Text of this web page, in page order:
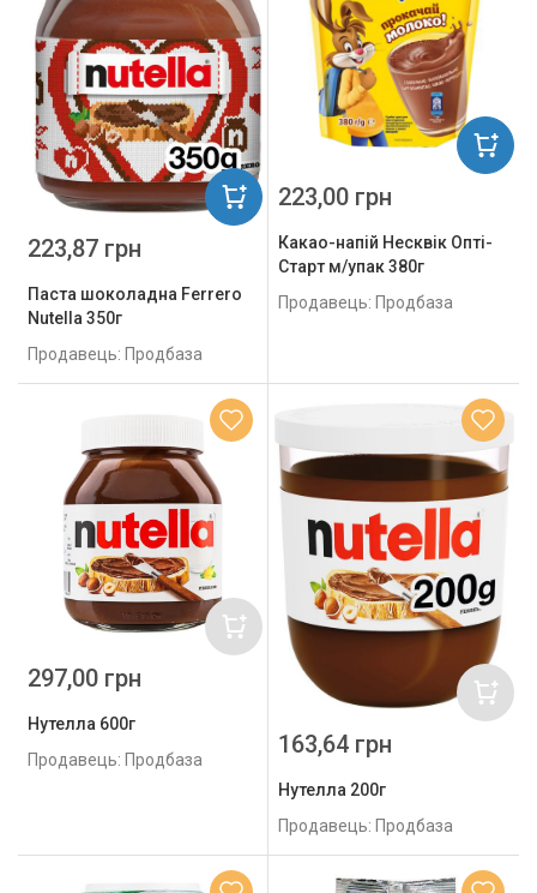
Паста шоколадна Ferrero
Nutella 350г
Продавець: Продбаза
223,87 грн
Какао-напій Несквік Опті-
Cтарт м/упак 380г
Продавець: Продбаза
223,00 грн
Нутелла 600г
Продавець: Продбаза
297,00 грн
Нутелла 200г
Продавець: Продбаза
163,64 грн